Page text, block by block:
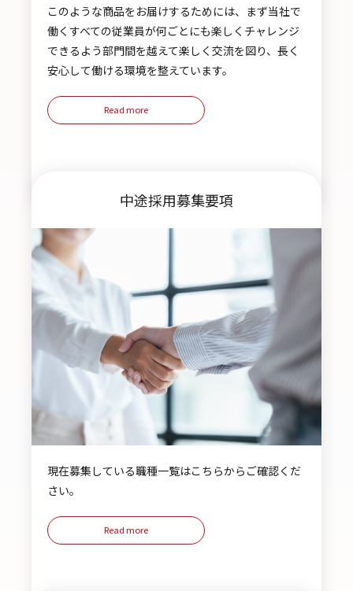
このような商品をお届けするためには、まず当社で
働くすべての従業員が何ごとにも楽しくチャレンジ
できるよう部門間を越えて楽しく交流を図り、長く
安心して働ける環境を整えています。
Read more
中途採用募集要項
現在募集している職種一覧はこちらからご確認くだ
さい。
Read more